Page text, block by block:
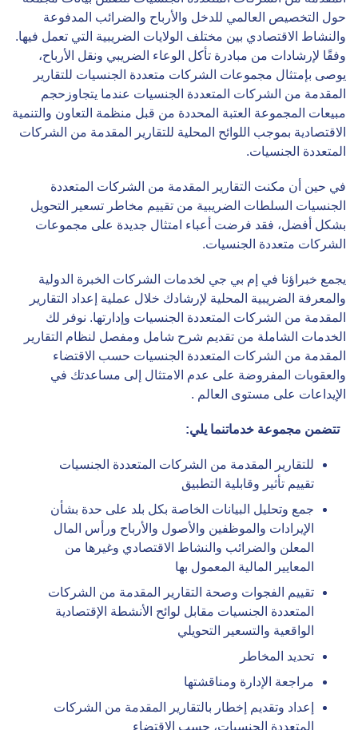
حول التخصيص العالمي للدخل والأرباح والضرائب المدفوعة
والنشاط الاقتصادي بين مختلف الولايات الضريبية التي تعمل فيها.
وفقًا لإرشادات من مبادرة تأكل الوعاء الضريبي ونقل الأرباح،
يوصى بإمتثال مجموعات الشركات متعددة الجنسيات للتقارير
المقدمة من الشركات المتعددة الجنسيات عندما يتجاوزحجم
مبيعات المجموعة العتبة المحددة من قبل منظمة التعاون والتنمية
الاقتصادية بموجب اللوائح المحلية للتقارير المقدمة من الشركات
المتعددة الجنسيات.
في حين أن مكنت التقارير المقدمة من الشركات المتعددة
الجنسيات السلطات الضريبية من تقييم مخاطر تسعير التحويل
بشكل أفضل، فقد فرضت أعباء امتثال جديدة على مجموعات
الشركات متعددة الجنسيات.
يجمع خبراؤنا في إم بي جي لخدمات الشركات الخبرة الدولية
والمعرفة الضريبية المحلية لإرشادك خلال عملية إعداد التقارير
المقدمة من الشركات المتعددة الجنسيات وإدارتها. نوفر لك
الخدمات الشاملة من تقديم شرح شامل ومفصل لنظام التقارير
المقدمة من الشركات المتعددة الجنسيات حسب الاقتضاء
والعقوبات المفروضة على عدم الامتثال إلى مساعدتك في
الإيداعات على مستوى العالم .
تتضمن مجموعة خدماتنما يلي:
للتقارير المقدمة من الشركات المتعددة الجنسيات
تقييم تأثير وقابلية التطبيق
جمع وتحليل البيانات الخاصة بكل بلد على حدة بشأن
الإيرادات والموظفين والأصول والأرباح ورأس المال
المعلن والضرائب والنشاط الاقتصادي وغيرها من
المعايير المالية المعمول بها
تقييم الفجوات وصحة التقارير المقدمة من الشركات
المتعددة الجنسيات مقابل لوائح الأنشطة الإقتصادية
الواقعية والتسعير التحويلي
تحديد المخاطر
مراجعة الإدارة ومناقشتها
إعداد وتقديم إخطار بالتقارير المقدمة من الشركات
المتعددة الجنسيات، حسب الاقتضاء